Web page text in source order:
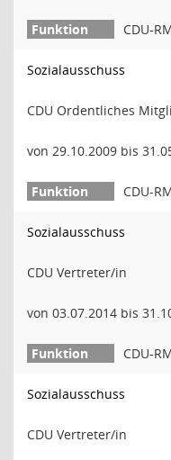
CDU-
Sozialausschuss
CDU Ordentliches
von 29.10.2009 bis
CDU-
Sozialausschuss
CDU Vertreter/in
von 03.07.2014 bis
CDU-
Sozialausschuss
CDU Vertreter/in